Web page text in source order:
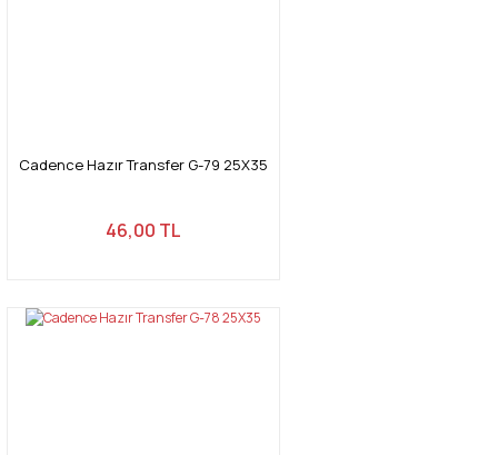
Cadence Hazır Transfer G-79 25X35
46,00 TL